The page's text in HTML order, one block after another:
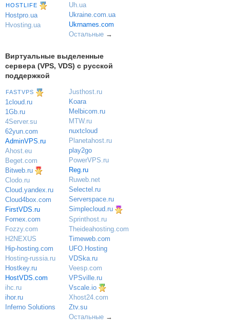
HOSTLIFE
Hostpro.ua
Hvosting.ua
Uh.ua
Ukraine.com.ua
Ukrnames.com
Остальные→
Виртуальные выделенные
сервера (VPS, VDS) с русской
поддержкой
FASTVPS
1cloud.ru
1Gb.ru
4Server.su
62yun.com
AdminVPS.ru
Ahost.eu
Beget.com
Bitweb.ru
Clodo.ru
Cloud.yandex.ru
Cloud4box.com
FirstVDS.ru
Fornex.com
Fozzy.com
H2NEXUS
Hip-hosting.com
Hosting-russia.ru
Hostkey.ru
HostVDS.com
ihc.ru
ihor.ru
Inferno Solutions
Justhost.ru
Koara
Melbicom.ru
MTW.ru
nuxtcloud
Planetahost.ru
play2go
PowerVPS.ru
Reg.ru
Ruweb.net
Selectel.ru
Serverspace.ru
Simplecloud.ru
Sprinthost.ru
Theideahosting.com
Timeweb.com
UFO.Hosting
VDSka.ru
Veesp.com
VPSville.ru
Vscale.io
Xhost24.com
Ztv.su
Остальные→